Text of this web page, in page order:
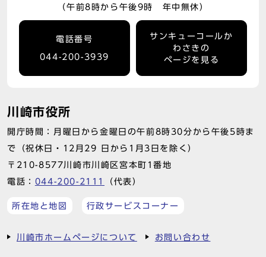
（午前8時から午後9時 年中無休）
電話番号
044-200-3939
サンキューコールか
わさきの
ページを見る
川崎市役所
開庁時間：月曜日から金曜日の午前8時30分から午後5時ま
で（祝休日・12月29 日から1月3日を除く）
〒210-8577川崎市川崎区宮本町1番地
電話： 044-200-2111 （代表）
所在地と地図 行政サービスコーナー
川崎市ホームページについて お問い合わせ